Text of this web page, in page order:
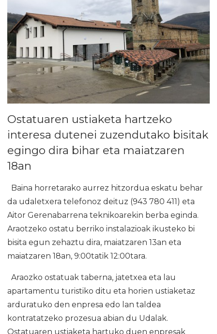
Ostatuaren ustiaketa hartzeko
interesa dutenei zuzendutako bisitak
egingo dira bihar eta maiatzaren
18an
Baina horretarako aurrez hitzordua eskatu behar
da udaletxera telefonoz deituz (943 780 411) eta
Aitor Gerenabarrena teknikoarekin berba eginda.
Araotzeko ostatu berriko instalazioak ikusteko bi
bisita egun zehaztu dira, maiatzaren 13an eta
maiatzaren 18an, 9:00tatik 12:00tara.
Araozko ostatuak taberna, jatetxea eta lau
apartamentu turistiko ditu eta horien ustiaketaz
arduratuko den enpresa edo lan taldea
kontratatzeko prozesua abian du Udalak.
Ostatuaren ustiaketa hartuko duen enpresak